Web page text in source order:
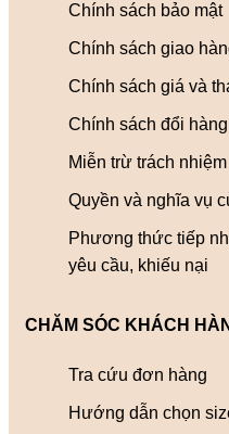
Chính sách bảo mật
Chính sách giao
Chính sách giá và
Chính sách đổi hàng
Miễn trừ trách nhiệm
Quyền và nghĩa vụ
Phương thức tiếp
yêu cầu, khiếu nại
CHĂM SÓC KHÁCH
Tra cứu đơn hàng
Hướng dẫn chọn